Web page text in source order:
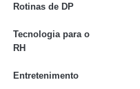
Rotinas de DP
Tecnologia para o
RH
Entretenimento